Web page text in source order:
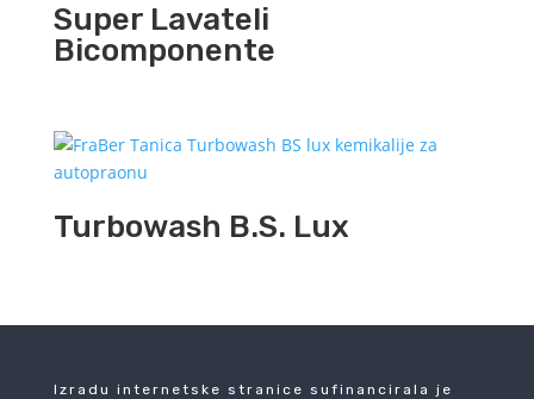
Super Lavateli
Bicomponente
Turbowash B.S. Lux
Izradu internetske stranice sufinancirala je